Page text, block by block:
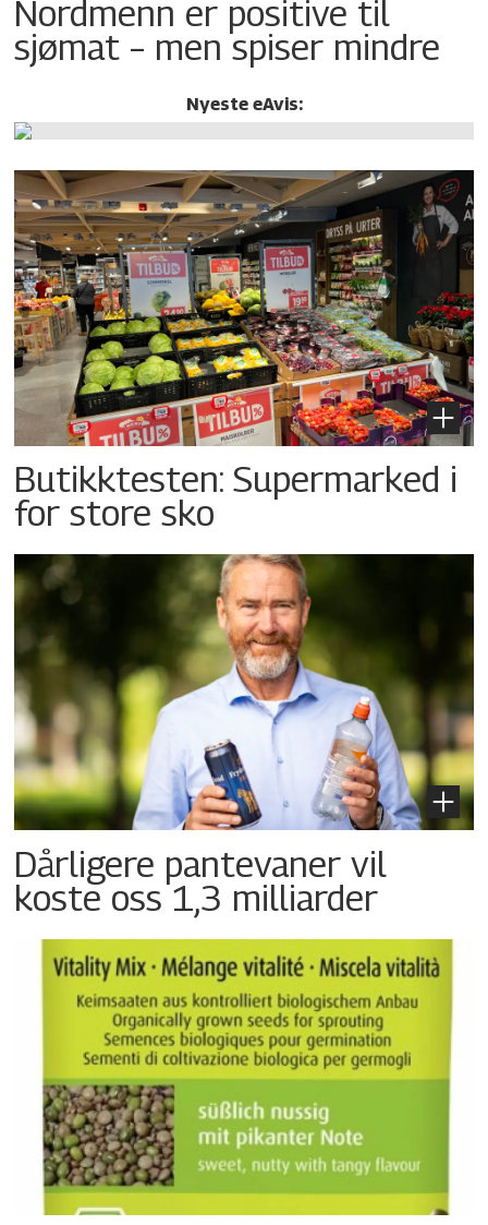
Nordmenn er positive til
sjømat – men spiser mindre
Nyeste eAvis:
Butikktesten: Supermarked i
for store sko
Dårligere pantevaner vil
koste oss 1,3 milliarder